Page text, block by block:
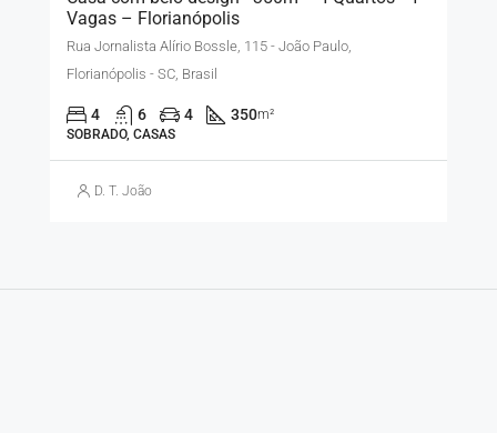
Vagas – Florianópolis
Rua Jornalista Alírio Bossle, 115 - João Paulo,
Florianópolis - SC, Brasil
4 6 4 350m²
SOBRADO, CASAS
D. T. João